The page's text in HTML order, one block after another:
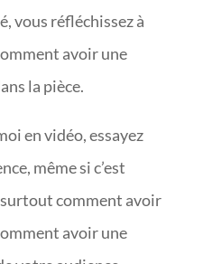
vous réfléchissez à
avoir une
la pièce.
en vidéo, essayez
même si c’est
comment avoir
avoir une